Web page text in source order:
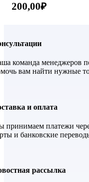
200,00₽
команда менеджеров
вам найти нужные
и оплата
принимаем платежи
и банковские
рассылка